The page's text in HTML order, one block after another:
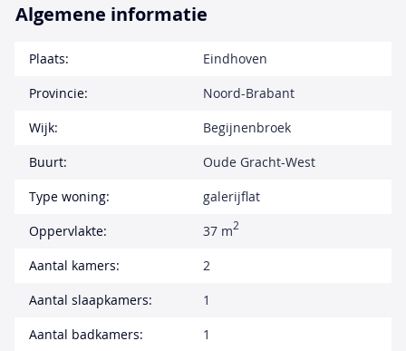
Algemene informatie
Plaats:
Eindhoven
Provincie:
Noord-Brabant
Wijk:
Begijnenbroek
Buurt:
Oude Gracht-West
Type woning:
galerijflat
Oppervlakte:
37 m2
Aantal kamers:
2
Aantal slaapkamers:
1
Aantal badkamers:
1